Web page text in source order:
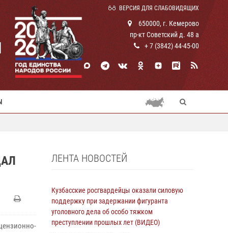
ВЕРСИЯ ДЛЯ СЛАБОВИДЯЩИХ
650000, г. Кемерово
пр-кт Советский д. 48 а
+ 7 (3842) 44-45-00
ЛЕНТА НОВОСТЕЙ
Кузбасские росгвардейцы оказали силовую
поддержку при задержании фигуранта
уголовного дела об особо тяжком
преступлении прошлых лет (ВИДЕО)